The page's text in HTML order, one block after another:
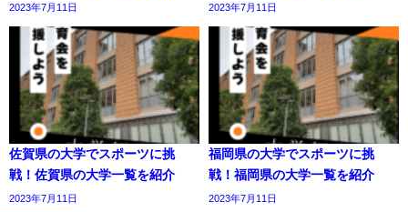
2023年7月11日 2023年7月11日
佐賀県の大学でスポーツに挑
戦！佐賀県の大学一覧を紹介
2023年7月11日
福岡県の大学でスポーツに挑
戦！福岡県の大学一覧を紹介
2023年7月11日